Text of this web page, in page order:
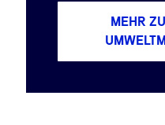
MEHR